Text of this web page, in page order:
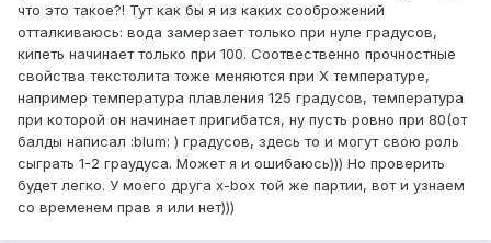
что это такое?! Тут как бы я из каких сооброжений
отталкиваюсь: вода замерзает только при нуле градусов,
кипеть начинает только при 100. Соотвественно прочностные
свойства текстолита тоже меняются при X температуре,
например температура плавления 125 градусов, температура
при которой он начинает пригибатся, ну пусть ровно при 80(от
балды написал :blum: ) градусов, здесь то и могут свою роль
сыграть 1-2 граудуса. Может я и ошибаюсь))) Но проверить
будет легко. У моего друга x-box той же партии, вот и узнаем
со временем прав я или нет)))